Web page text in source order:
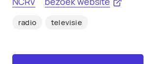
radio televisie